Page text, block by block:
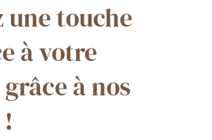
touche
à votre
à nos